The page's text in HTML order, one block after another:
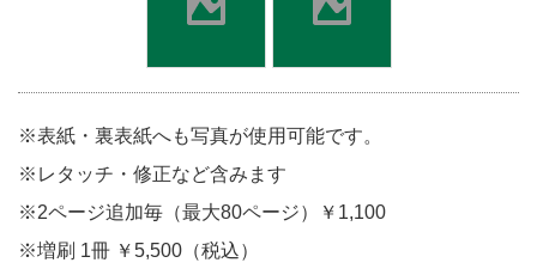
※表紙・裏表紙へも写真が使用可能です。
※レタッチ・修正など含みます
※2ページ追加毎（最大80ページ）￥1,100
※増刷 1冊 ￥5,500（税込）